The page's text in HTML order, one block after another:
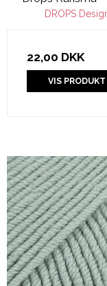
DROPS
22,00 DKK
VIS PRODUKT